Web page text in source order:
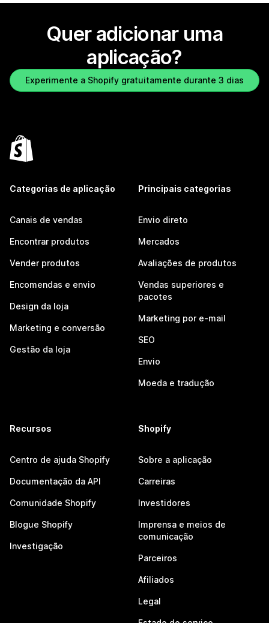
Quer adicionar uma
aplicação?
Experimente a Shopify gratuitamente durante 3 dias
Categorias de aplicação
Canais de vendas
Encontrar produtos
Vender produtos
Encomendas e envio
Design da loja
Marketing e conversão
Gestão da loja
Principais categorias
Envio direto
Mercados
Avaliações de produtos
Vendas superiores e
pacotes
Marketing por e-mail
SEO
Envio
Moeda e tradução
Recursos
Centro de ajuda Shopify
Documentação da API
Comunidade Shopify
Blogue Shopify
Investigação
Shopify
Sobre a aplicação
Carreiras
Investidores
Imprensa e meios de
comunicação
Parceiros
Afiliados
Legal